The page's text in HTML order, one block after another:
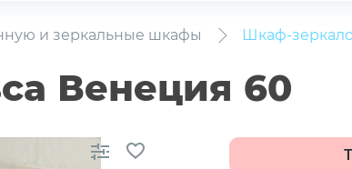
и зеркальные шкафы Шкаф-
Венеция 60